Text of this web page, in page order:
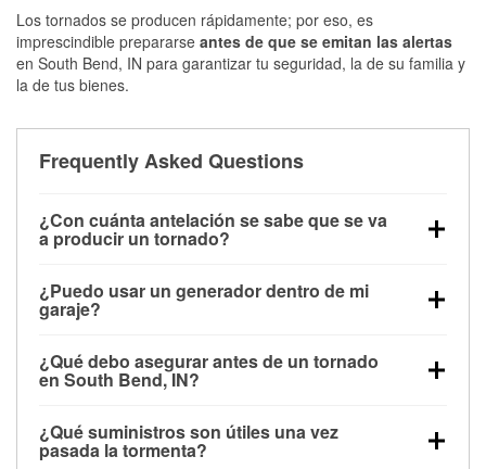
Los tornados se producen rápidamente; por eso, es
imprescindible prepararse antes de que se emitan las alertas
en South Bend, IN para garantizar tu seguridad, la de su familia y
la de tus bienes.
Frequently Asked Questions
¿Con cuánta antelación se sabe que se va
a producir un tornado?
apenas previo aviso. Las alertas pueden emitirse
minutos antes de que toquen tierra, por lo que es
¿Puedo usar un generador dentro de mi
garaje?
una distancia mínima de 20 pies de puertas y
ventanas, para evitar la acumulación de monóxido
¿Qué debo asegurar antes de un tornado
en South Bend, IN?
trampolines y cualquier objeto suelto del jardín
¿Qué suministros son útiles una vez
pasada la tormenta?